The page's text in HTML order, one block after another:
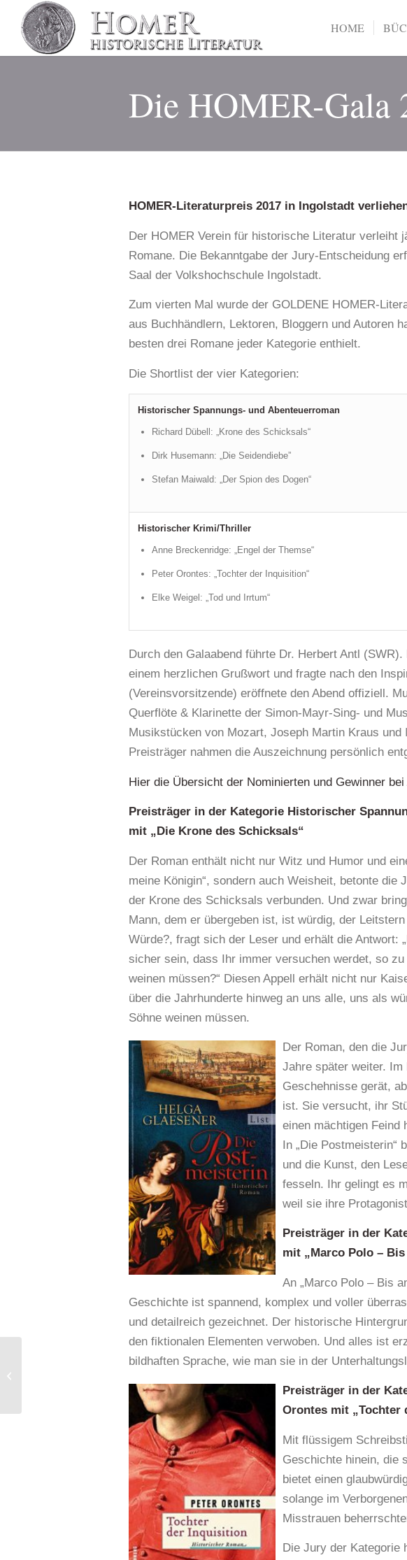
HOME
Die HOMER-Gala
HOMER-Literaturpreis 2017 in Ingolstadt
Der HOMER Verein für historische Literatur verleiht
Romane. Die Bekanntgabe der Jury-Entscheidung
Saal der Volkshochschule Ingolstadt.
Zum vierten Mal wurde der GOLDENE HOMER-
aus Buchhändlern, Lektoren, Bloggern und Autoren
besten drei Romane jeder Kategorie enthielt.
Die Shortlist der vier Kategorien:
Historischer Spannungs- und Abenteuerroman
Richard Dübell: „Krone des Schicksals“
Dirk Husemann: „Die Seidendiebe”
Stefan Maiwald: „Der Spion des Dogen“
Historischer Krimi/Thriller
Anne Breckenridge: „Engel der Themse“
Peter Orontes: „Tochter der Inquisition“
Elke Weigel: „Tod und Irrtum“
Durch den Galaabend führte Dr. Herbert Antl
einem herzlichen Grußwort und fragte nach den
(Vereinsvorsitzende) eröffnete den Abend offiziell.
Querflöte & Klarinette der Simon-Mayr-Sing- und
Musikstücken von Mozart, Joseph Martin Kraus
Preisträger nahmen die Auszeichnung persönlich
Hier die Übersicht der Nominierten und Gewinner bei
Preisträger in der Kategorie Historischer
mit „Die Krone des Schicksals“
Der Roman enthält nicht nur Witz und Humor und
meine Königin“, sondern auch Weisheit, betonte
der Krone des Schicksals verbunden. Und zwar
Mann, dem er übergeben ist, ist würdig, der
Würde?, fragt sich der Leser und erhält die Antwort:
sicher sein, dass Ihr immer versuchen werdet, so
weinen müssen?“ Diesen Appell erhält nicht nur
über die Jahrhunderte hinweg an uns alle, uns als
Söhne weinen müssen.
Der Roman, den die
Jahre später weiter.
Geschehnisse gerät,
ist. Sie versucht, ihr
einen mächtigen Feind
In „Die Postmeisterin“
und die Kunst, den
fesseln. Ihr gelingt es
weil sie ihre
Preisträger in der
mit „Marco Polo –
An „Marco Polo – Bis
Geschichte ist spannend, komplex und voller
und detailreich gezeichnet. Der historische
den fiktionalen Elementen verwoben. Und alles ist
bildhaften Sprache, wie man sie in der
Preisträger in der
Orontes mit „Tochter
Mit flüssigem
Geschichte hinein, die
bietet einen
solange im
Misstrauen
Die Jury der Kategorie